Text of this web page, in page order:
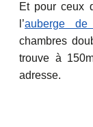
Et pour ceux
l’auberge de
chambres
trouve à
adresse.